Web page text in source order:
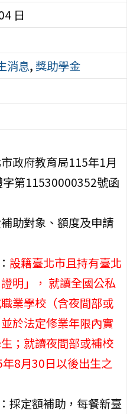
日
消息, 獎助學金
政府教育局115年1月
第11530000352號函
助對象、額度及申請
設籍臺北市且持有臺北
明」， 就讀全國公私
業學校（含夜間部或
於法定修業年限內實
；就讀夜間部或補校
8月30日以後出生之
採定額補助，每餐新臺